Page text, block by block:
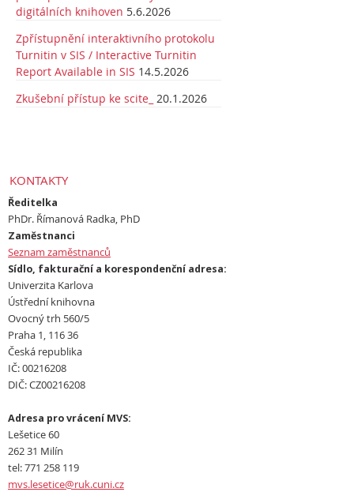
digitálních knihoven 5.6.2026
Zpřístupnění interaktivního protokolu
Turnitin v SIS / Interactive Turnitin
Report Available in SIS 14.5.2026
Zkušební přístup ke scite_ 20.1.2026
KONTAKTY
Ředitelka
PhDr. Římanová Radka, PhD
Zaměstnanci
Seznam zaměstnanců
Sídlo, fakturační a korespondenční adresa:
Univerzita Karlova
Ústřední knihovna
Ovocný trh 560/5
Praha 1, 116 36
Česká republika
IČ: 00216208
DIČ: CZ00216208
Adresa pro vrácení MVS:
Lešetice 60
262 31 Milín
tel: 771 258 119
mvs.lesetice@ruk.cuni.cz